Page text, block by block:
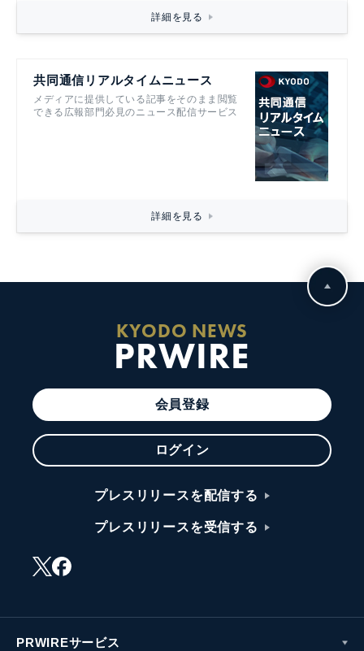
詳細を見る
共同通信リアルタイムニュース
メディアに提供している記事をそのまま閲覧
できる広報部門必見のニュース配信サービス
詳細を見る
KYODO NEWS
PRWIRE
会員登録
ログイン
プレスリリースを配信する
プレスリリースを受信する
PRWIREサービス